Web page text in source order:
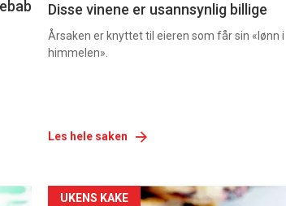
Disse vinene er usannsynlig billige
Årsaken er knyttet til eieren som får sin «lønn i
himmelen».
Les hele saken
UKENS KAKE